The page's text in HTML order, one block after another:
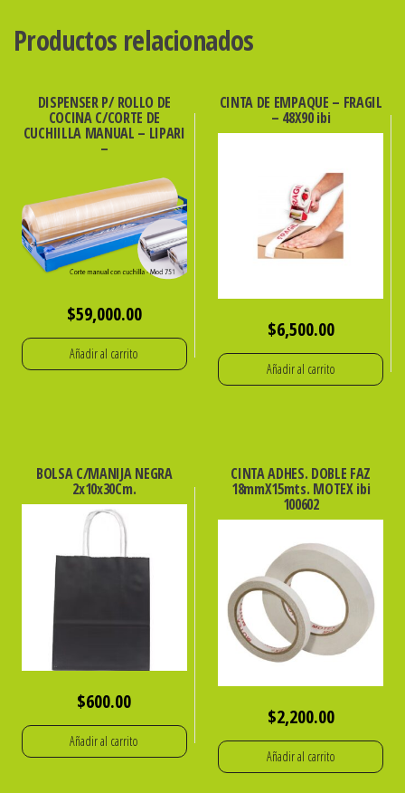
38
X
600mts
Productos relacionados
DISPENSER P/ ROLLO DE
COCINA C/CORTE DE
CUCHIILLA MANUAL – LIPARI
–
$59,000.00
Añadir al carrito
CINTA DE EMPAQUE – FRAGIL
– 48X90 ibi
$6,500.00
Añadir al carrito
BOLSA C/MANIJA NEGRA
2x10x30Cm.
$600.00
Añadir al carrito
CINTA ADHES. DOBLE FAZ
18mmX15mts. MOTEX ibi
100602
$2,200.00
Añadir al carrito